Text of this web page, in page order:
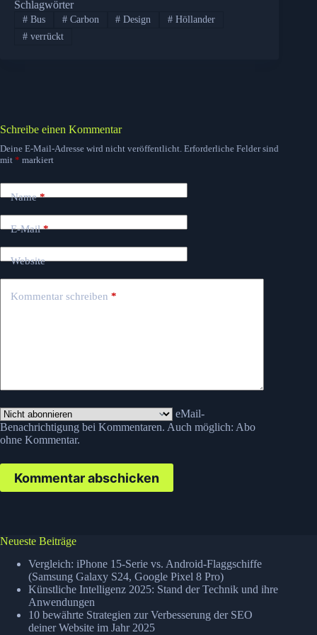
Schlagwörter
#Bus #Carbon # Design # Höllander
#verrückt
Schreibe einen Kommentar
Deine E-Mail-Adresse wird nicht veröffentlicht. Erforderliche Felder sind
mit * markiert
Name*
E-Mail*
Website
Kommentar schreiben *
eMail-
Benachrichtigung bei Kommentaren. Auch möglich: Abo
ohne Kommentar.
Kommentar abschicken
Neueste Beiträge
Vergleich: iPhone 15-Serie vs. Android-Flaggschiffe
(Samsung Galaxy S24, Google Pixel 8 Pro)
Künstliche Intelligenz 2025: Stand der Technik und ihre
Anwendungen
10 bewährte Strategien zur Verbesserung der SEO
deiner Website im Jahr 2025